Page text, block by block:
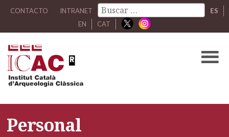
CONTACTO INTRANET
ES
EN
CAT
Personal